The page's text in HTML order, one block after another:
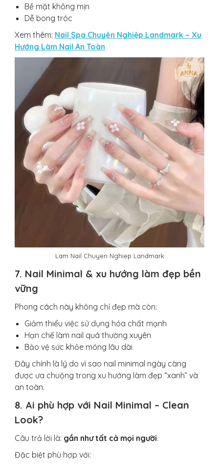
Bề mặt không mịn
Dễ bong tróc
Xem thêm: Nail Spa Chuyên Nghiệp Landmark – Xu
Hướng Làm Nail An Toàn
Lam Nail Chuyen Nghiep Landmark
7. Nail Minimal & xu hướng làm đẹp bền
vững
Phong cách này không chỉ đẹp mà còn:
Giảm thiểu việc sử dụng hóa chất mạnh
Hạn chế làm nail quá thường xuyên
Bảo vệ sức khỏe móng lâu dài
Đây chính là lý do vì sao nail minimal ngày càng
được ưa chuộng trong xu hướng làm đẹp “xanh” và
an toàn.
8. Ai phù hợp với Nail Minimal – Clean
Look?
Câu trả lời là: gần như tất cả mọi người.
Đặc biệt phù hợp với: